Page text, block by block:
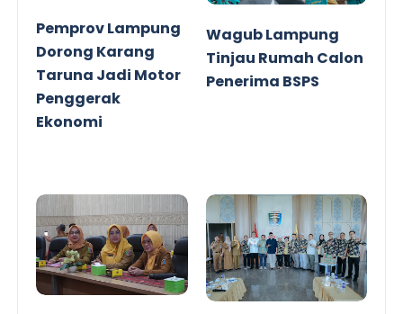
Pemprov Lampung
Dorong Karang
Taruna Jadi Motor
Penggerak
Ekonomi
Wagub Lampung
Tinjau Rumah Calon
Penerima BSPS